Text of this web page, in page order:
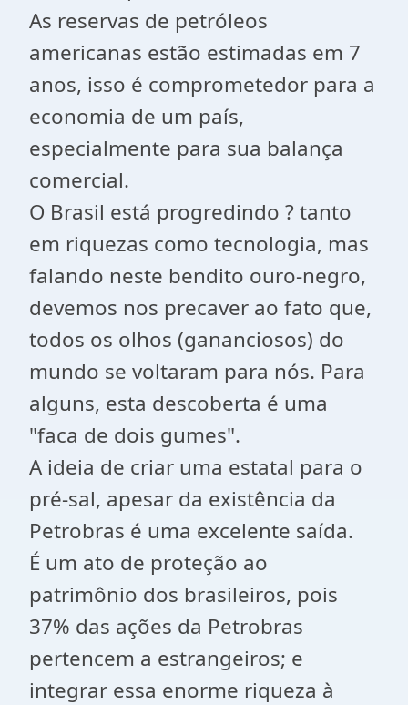
As reservas de petróleos
americanas estão estimadas em 7
anos, isso é comprometedor para a
economia de um país,
especialmente para sua balança
comercial.
O Brasil está progredindo ? tanto
em riquezas como tecnologia, mas
falando neste bendito ouro-negro,
devemos nos precaver ao fato que,
todos os olhos (gananciosos) do
mundo se voltaram para nós. Para
alguns, esta descoberta é uma
"faca de dois gumes".
A ideia de criar uma estatal para o
pré-sal, apesar da existência da
Petrobras é uma excelente saída.
É um ato de proteção ao
patrimônio dos brasileiros, pois
37% das ações da Petrobras
pertencem a estrangeiros; e
integrar essa enorme riqueza à